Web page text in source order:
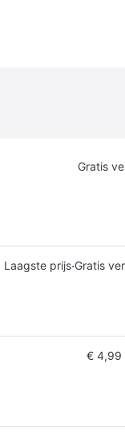
Gratis
Laagste prijs·Gratis
€ 4,99